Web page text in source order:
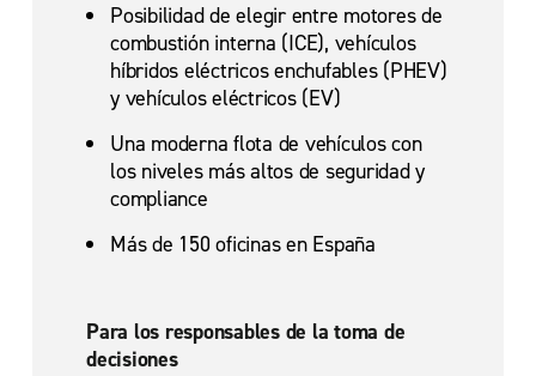
Posibilidad de elegir entre motores de
combustión interna (ICE), vehículos
híbridos eléctricos enchufables (PHEV)
y vehículos eléctricos (EV)
Una moderna flota de vehículos con
los niveles más altos de seguridad y
compliance
Más de 150 oficinas en España
Para los responsables de la toma de
decisiones